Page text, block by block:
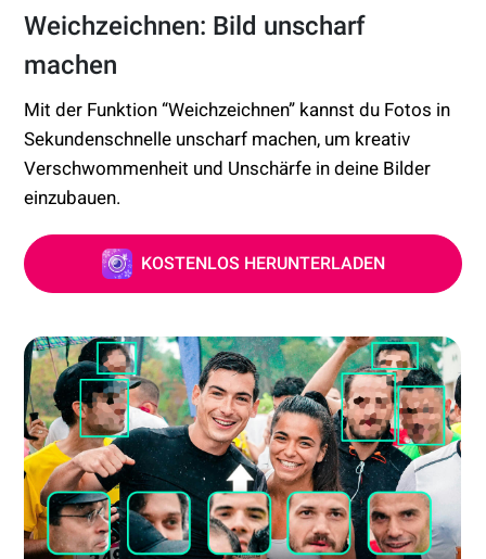
Weichzeichnen: Bild unscharf
machen
Mit der Funktion “Weichzeichnen” kannst du Fotos in
Sekundenschnelle unscharf machen, um kreativ
Verschwommenheit und Unschärfe in deine Bilder
einzubauen.
KOSTENLOS HERUNTERLADEN